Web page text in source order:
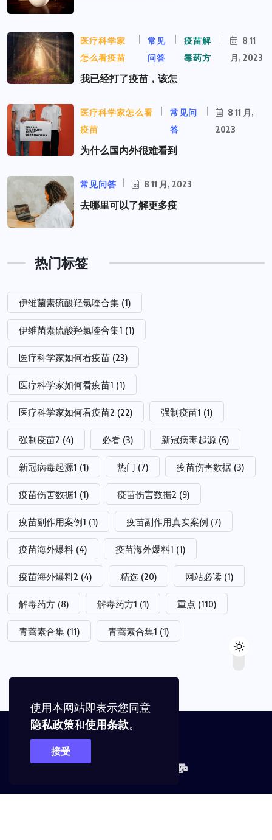
使用本网站即表示您同意
隐私政策和使用条款。
接受
医疗科学家
怎么看疫苗
常见
问答
疫苗解
毒药方
8 11
月, 2023
我已经打了疫苗，该怎
医疗科学家怎么看
疫苗
常见问
答
8 11 月,
2023
为什么国内外很难看到
常见问答 8 11 月, 2023
去哪里可以了解更多疫
热门标签
伊维菌素硫酸羟氯喹合集 (1)
伊维菌素硫酸羟氯喹合集1 (1)
医疗科学家如何看疫苗 (23)
医疗科学家如何看疫苗1 (1)
医疗科学家如何看疫苗2 (22) 强制疫苗1 (1)
强制疫苗2 (4) 必看 (3) 新冠病毒起源 (6)
新冠病毒起源1 (1) 热门 (7) 疫苗伤害数据 (3)
疫苗伤害数据1 (1) 疫苗伤害数据2 (9)
疫苗副作用案例1 (1) 疫苗副作用真实案例 (7)
疫苗海外爆料 (4) 疫苗海外爆料1 (1)
疫苗海外爆料2 (4) 精选 (20) 网站必读 (1)
解毒药方 (8) 解毒药方1 (1) 重点 (110)
青蒿素合集 (11) 青蒿素合集1 (1)